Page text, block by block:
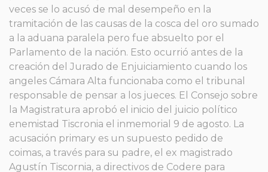
veces se lo acusó de mal desempeño en la
tramitación de las causas de la cosca del oro sumado
a la aduana paralela pero fue absuelto por el
Parlamento de la nación. Esto ocurrió antes de la
creación del Jurado de Enjuiciamiento cuando los
angeles Cámara Alta funcionaba como el tribunal
responsable de pensar a los jueces. El Consejo sobre
la Magistratura aprobó el inicio del juicio político
enemistad Tiscronia el inmemorial 9 de agosto. La
acusación primary es un supuesto pedido de
coimas, a través para su padre, el ex magistrado
Agustín Tiscornia, a directivos de Codere para